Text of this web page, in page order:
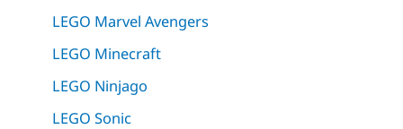
LEGO Marvel Avengers
LEGO Minecraft
LEGO Ninjago
LEGO Sonic